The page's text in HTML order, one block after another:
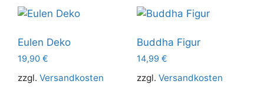
Eulen Deko
19,90 €
zzgl. Versandkosten
Buddha Figur
14,99 €
zzgl. Versandkosten